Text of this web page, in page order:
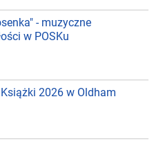
- muzyczne
w POSKu
2026 w Oldham